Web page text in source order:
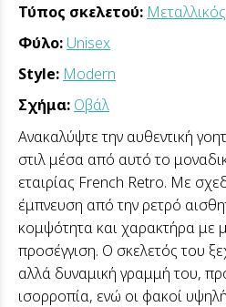
Τύπος σκελετού: Μεταλλικός
Φύλο: Unisex
Style: Modern
Σχήμα: Οβάλ
Ανακαλύψτε την αυθεντική
στιλ μέσα από αυτό το
εταιρίας French Retro. Με
έμπνευση από την ρετρό
κομψότητα και χαρακτήρα με
προσέγγιση. Ο σκελετός του
αλλά δυναμική γραμμή του,
ισορροπία, ενώ οι φακοί